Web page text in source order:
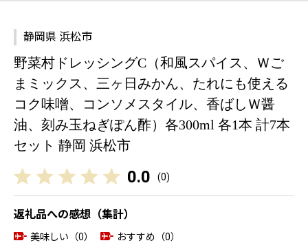
静岡県 浜松市
野菜村ドレッシングC（和風スパイス、Ｗご
まミックス、三ヶ日みかん、たれにも使える
コク味噌、コンソメスタイル、香ばしＷ醤
油、刻み玉ねぎぽん酢）各300ml 各1本 計7本
セット 静岡 浜松市
0.0 (0)
返礼品への感想（集計）
美味しい（0）
おすすめ（0）